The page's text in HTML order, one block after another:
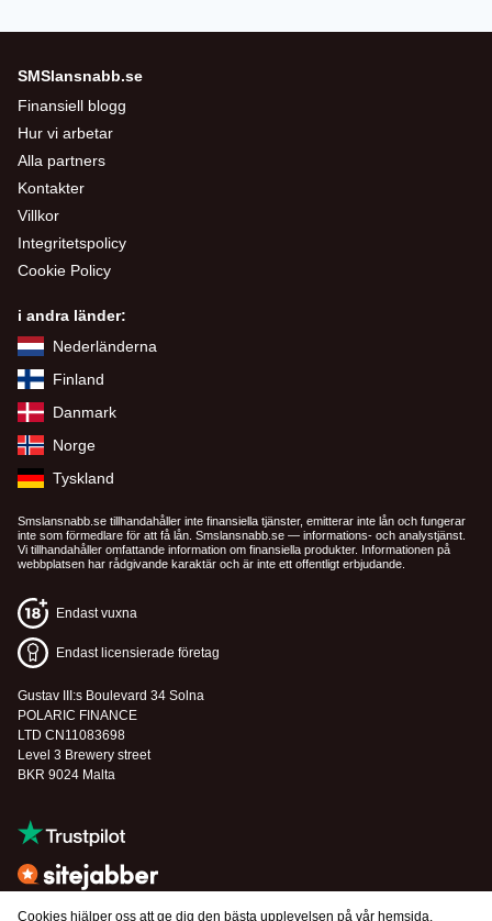
Cookies hjälper oss att ge dig den bästa upplevelsen på vår hemsida.
SMSlansnabb.se
Finansiell blogg
Hur vi arbetar
Alla partners
Kontakter
Villkor
Integritetspolicy
Cookie Policy
i andra länder:
Nederländerna
Finland
Danmark
Norge
Tyskland
Smslansnabb.se tillhandahåller inte finansiella tjänster, emitterar inte lån och fungerar
inte som förmedlare för att få lån. Smslansnabb.se — informations- och analystjänst.
Vi tillhandahåller omfattande information om finansiella produkter. Informationen på
webbplatsen har rådgivande karaktär och är inte ett offentligt erbjudande.
Endast vuxna
Endast licensierade företag
Gustav III:s Boulevard 34 Solna
POLARIC FINANCE
LTD CN11083698
Level 3 Brewery street
BKR 9024 Malta